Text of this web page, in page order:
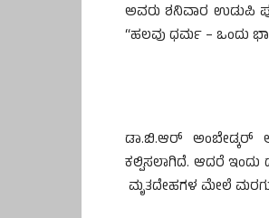
ಅವರು ಶನಿವಾರ ಉಡುಪಿ
“ಹಲವು ಧರ್ಮ – ಒಂದು
ಡಾ.ಬಿ.ಆರ್ ಅಂಬೇಡ್ಕರ್
ಕಲ್ಪಿಸಲಾಗಿದೆ. ಆದರೆ ಇಂದು
ಮೃತದೇಹಗಳ ಮೇಲೆ